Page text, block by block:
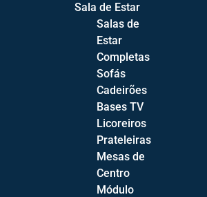
Sala de Estar
Salas de
Estar
Completas
Sofás
Cadeirões
Bases TV
Licoreiros
Prateleiras
Mesas de
Centro
Módulo